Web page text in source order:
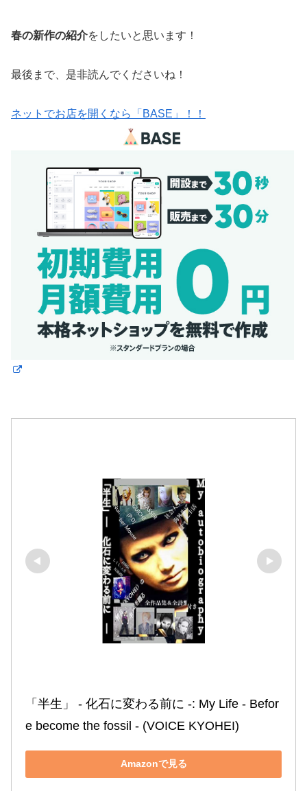
春の新作の紹介をしたいと思います！
最後まで、是非読んでくださいね！
ネットでお店を開くなら「BASE」！！
「半生」 ‐ 化石に変わる前に ‐: My Life ‐ Befor
e become the fossil ‐ (VOICE KYOHEI)
Amazonで見る